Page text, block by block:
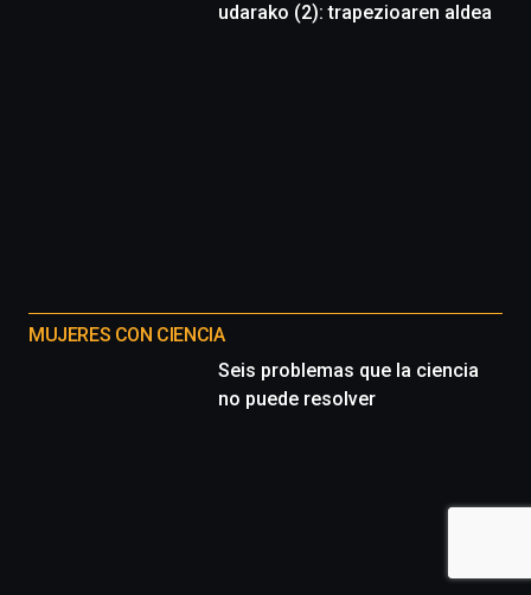
udarako (2): trapezioaren aldea
MUJERES CON CIENCIA
Seis problemas que la ciencia
no puede resolver